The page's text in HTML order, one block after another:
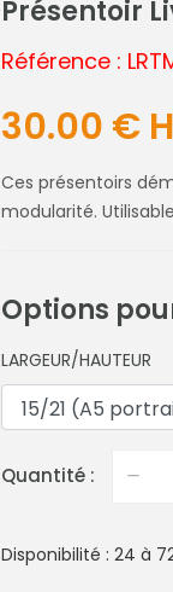
Présentoir
Référence :
30.00 €
Ces présentoirs
modularité.
Options
LARGEUR/HAUTEUR
Quantité :
Disponibilité : 24 à